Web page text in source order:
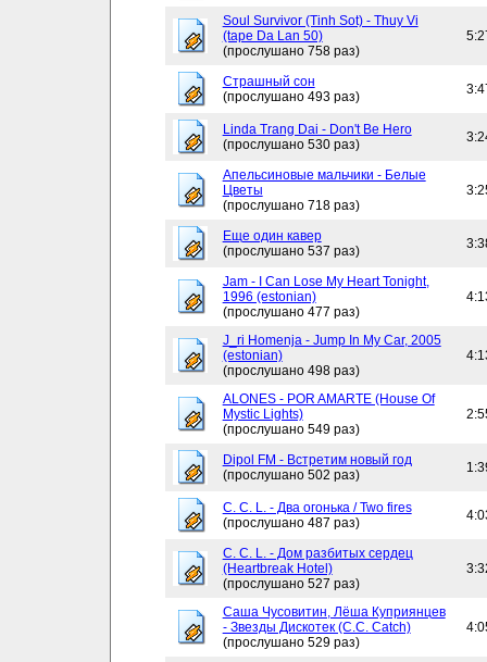
Soul Survivor (Tinh Sot) - Thuy Vi
(tape Da Lan 50)
(прослушано 758 раз)
Страшный сон
(прослушано 493 раз)
Linda Trang Dai - Don't Be Hero
(прослушано 530 раз)
Апельсиновые мальчики - Белые
Цветы
(прослушано 718 раз)
Еще один кавер
(прослушано 537 раз)
Jam - I Can Lose My Heart Tonight,
1996 (estonian)
(прослушано 477 раз)
J_ri Homenja - Jump In My Car, 2005
(estonian)
(прослушано 498 раз)
ALONES - POR AMARTE (House Of
Mystic Lights)
(прослушано 549 раз)
Dipol FM - Встретим новый год
(прослушано 502 раз)
C. C. L. - Два огонька / Two fires
(прослушано 487 раз)
C. C. L. - Дом разбитых сердец
(Heartbreak Hotel)
(прослушано 527 раз)
Саша Чусовитин, Лёша Куприянцев
- Звезды Дискотек (C.C. Catch)
(прослушано 529 раз)